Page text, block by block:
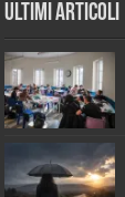
Ultimi Articoli